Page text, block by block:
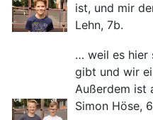
ist, und mir
Lehn, 7b.
… weil es hier
gibt und wir
Außerdem ist
Simon Höse,